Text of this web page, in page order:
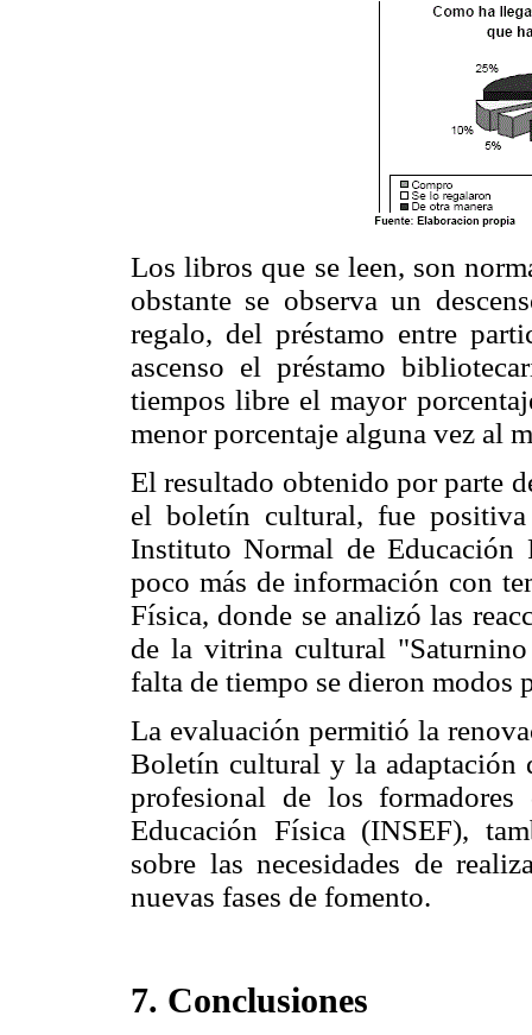
Los libros que se leen, son
obstante se observa un
regalo, del préstamo entre
ascenso el préstamo
tiempos libre el mayor
menor porcentaje alguna vez al
El resultado obtenido por parte
el boletín cultural, fue
Instituto Normal de
poco más de información con
Física, donde se analizó las
de la vitrina cultural
falta de tiempo se dieron modos
La evaluación permitió la
Boletín cultural y la adaptación
profesional de los
Educación Física (INSEF),
sobre las necesidades de
nuevas fases de fomento.
7. Conclusiones